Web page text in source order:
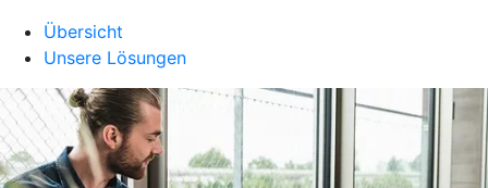
Übersicht
Unsere Lösungen